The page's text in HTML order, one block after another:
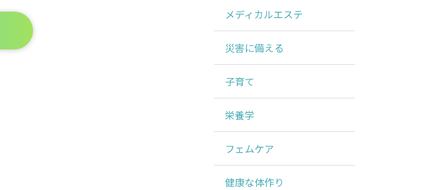
メディカルエステ
災害に備える
子育て
栄養学
フェムケア
健康な体作り